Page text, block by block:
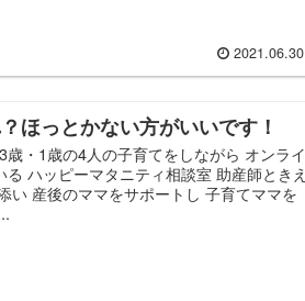
2021.06.30
ほっとかない方がいいです！
・1歳の4人の子育てをしながら オンライ
ハッピーマタニティ相談室 助産師ときえ
い 産後のママをサポートし 子育てママを